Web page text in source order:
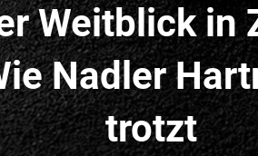
Weitblick in
Nadler
trotzt